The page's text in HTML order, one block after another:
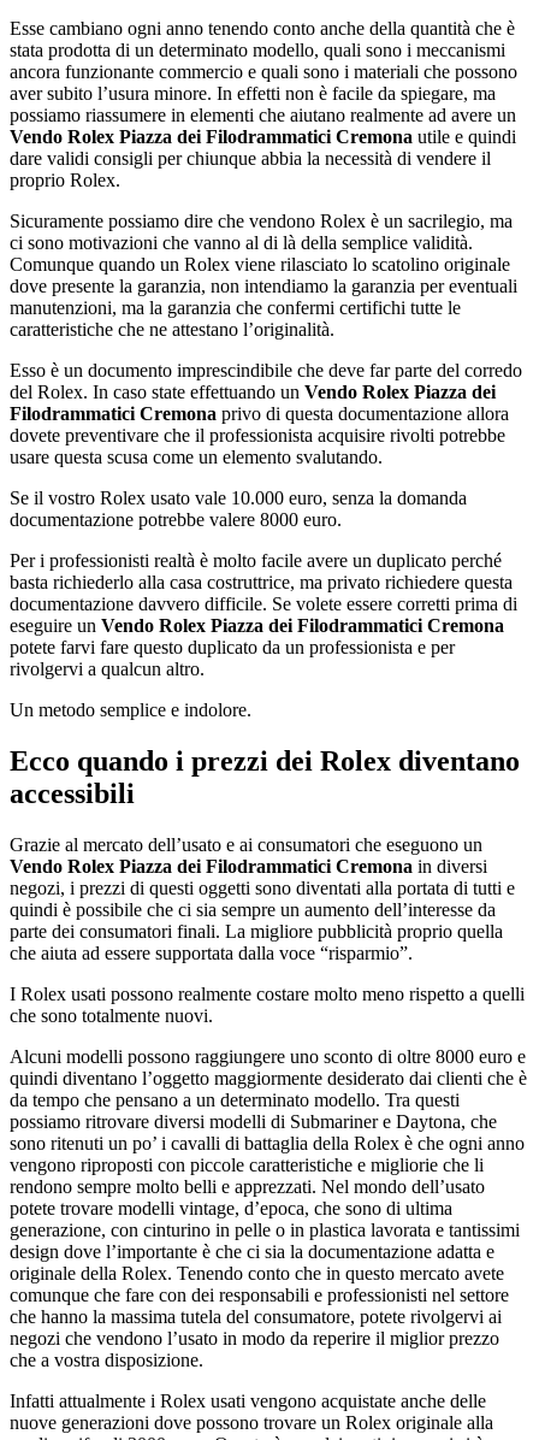
Esse cambiano ogni anno tenendo conto anche della quantità che è
stata prodotta di un determinato modello, quali sono i meccanismi
ancora funzionante commercio e quali sono i materiali che possono
aver subito l’usura minore. In effetti non è facile da spiegare, ma
possiamo riassumere in elementi che aiutano realmente ad avere un
Vendo Rolex Piazza dei Filodrammatici Cremona utile e quindi
dare validi consigli per chiunque abbia la necessità di vendere il
proprio Rolex.
Sicuramente possiamo dire che vendono Rolex è un sacrilegio, ma
ci sono motivazioni che vanno al di là della semplice validità.
Comunque quando un Rolex viene rilasciato lo scatolino originale
dove presente la garanzia, non intendiamo la garanzia per eventuali
manutenzioni, ma la garanzia che confermi certifichi tutte le
caratteristiche che ne attestano l’originalità.
Esso è un documento imprescindibile che deve far parte del corredo
del Rolex. In caso state effettuando un Vendo Rolex Piazza dei
Filodrammatici Cremona privo di questa documentazione allora
dovete preventivare che il professionista acquisire rivolti potrebbe
usare questa scusa come un elemento svalutando.
Se il vostro Rolex usato vale 10.000 euro, senza la domanda
documentazione potrebbe valere 8000 euro.
Per i professionisti realtà è molto facile avere un duplicato perché
basta richiederlo alla casa costruttrice, ma privato richiedere questa
documentazione davvero difficile. Se volete essere corretti prima di
eseguire un Vendo Rolex Piazza dei Filodrammatici Cremona
potete farvi fare questo duplicato da un professionista e per
rivolgervi a qualcun altro.
Un metodo semplice e indolore.
Ecco quando i prezzi dei Rolex diventano
accessibili
Grazie al mercato dell’usato e ai consumatori che eseguono un
Vendo Rolex Piazza dei Filodrammatici Cremona in diversi
negozi, i prezzi di questi oggetti sono diventati alla portata di tutti e
quindi è possibile che ci sia sempre un aumento dell’interesse da
parte dei consumatori finali. La migliore pubblicità proprio quella
che aiuta ad essere supportata dalla voce “risparmio”.
I Rolex usati possono realmente costare molto meno rispetto a quelli
che sono totalmente nuovi.
Alcuni modelli possono raggiungere uno sconto di oltre 8000 euro e
quindi diventano l’oggetto maggiormente desiderato dai clienti che è
da tempo che pensano a un determinato modello. Tra questi
possiamo ritrovare diversi modelli di Submariner e Daytona, che
sono ritenuti un po’ i cavalli di battaglia della Rolex è che ogni anno
vengono riproposti con piccole caratteristiche e migliorie che li
rendono sempre molto belli e apprezzati. Nel mondo dell’usato
potete trovare modelli vintage, d’epoca, che sono di ultima
generazione, con cinturino in pelle o in plastica lavorata e tantissimi
design dove l’importante è che ci sia la documentazione adatta e
originale della Rolex. Tenendo conto che in questo mercato avete
comunque che fare con dei responsabili e professionisti nel settore
che hanno la massima tutela del consumatore, potete rivolgervi ai
negozi che vendono l’usato in modo da reperire il miglior prezzo
che a vostra disposizione.
Infatti attualmente i Rolex usati vengono acquistate anche delle
nuove generazioni dove possono trovare un Rolex originale alla